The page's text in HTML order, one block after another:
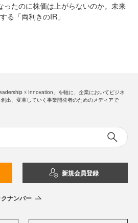
ったのに株価は上がらないのか。未来
る「両利きのIR」
☓ Innovation」を軸に、企業においてビジネ
創出、変革していく事業開発者のためのメディアで
新規会員登録
ナンバー